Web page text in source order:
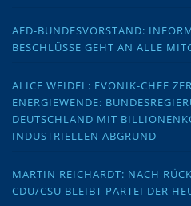
AFD-BUNDESVORSTAND:
BESCHLÜSSE GEHT AN ALLE
ALICE WEIDEL: EVONIK-CHEF
ENERGIEWENDE:
DEUTSCHLAND MIT
INDUSTRIELLEN ABGRUND
MARTIN REICHARDT: NACH
CDU/CSU BLEIBT PARTEI DER